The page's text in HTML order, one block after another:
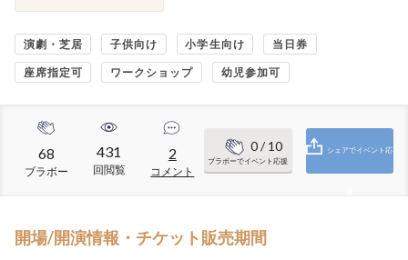
演劇・芝居 子供向け 小学生向け 当日券
座席指定可 ワークショップ 幼児参加可
68
ブラボー
431
回閲覧
2
コメント
0/ 10
ブラボーでイベント応援
シェアでイベント応
開場/開演情報・チケット販売期間